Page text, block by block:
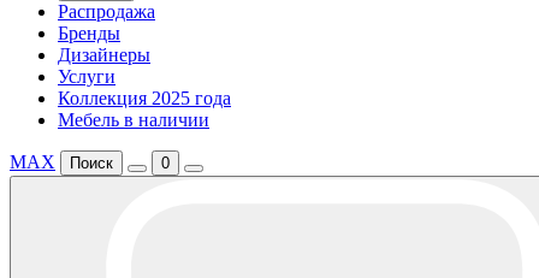
Распродажа
Бренды
Дизайнеры
Услуги
Коллекция 2025 года
Мебель в наличии
MAX Поиск 0